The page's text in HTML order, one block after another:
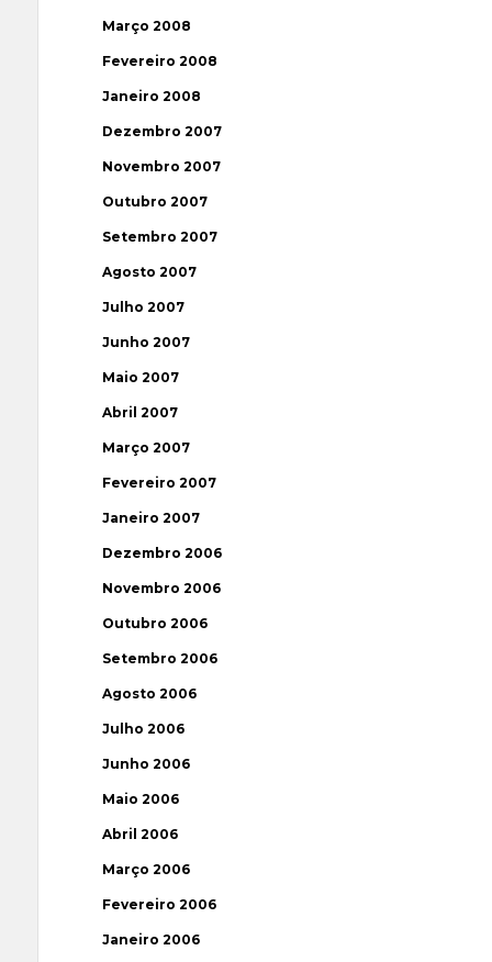
Março 2008
Fevereiro 2008
Janeiro 2008
Dezembro 2007
Novembro 2007
Outubro 2007
Setembro 2007
Agosto 2007
Julho 2007
Junho 2007
Maio 2007
Abril 2007
Março 2007
Fevereiro 2007
Janeiro 2007
Dezembro 2006
Novembro 2006
Outubro 2006
Setembro 2006
Agosto 2006
Julho 2006
Junho 2006
Maio 2006
Abril 2006
Março 2006
Fevereiro 2006
Janeiro 2006